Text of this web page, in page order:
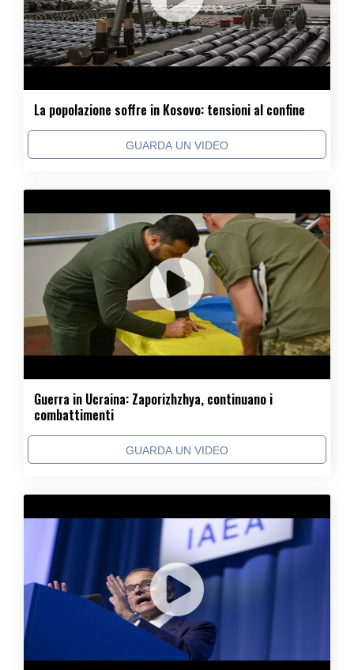
La popolazione soffre in Kosovo: tensioni al confine
GUARDA UN VIDEO
Guerra in Ucraina: Zaporizhzhya, continuano i
combattimenti
GUARDA UN VIDEO